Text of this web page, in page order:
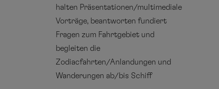
halten Präsentationen/multimediale
Vorträge, beantworten fundiert
Fragen zum Fahrtgebiet und
begleiten die
Zodiacfahrten/Anlandungen und
Wanderungen ab/bis Schiff